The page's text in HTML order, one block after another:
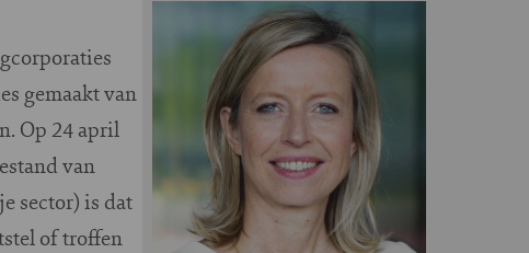
gemaakt van
Op 24 april
van
sector) is dat
of troffen